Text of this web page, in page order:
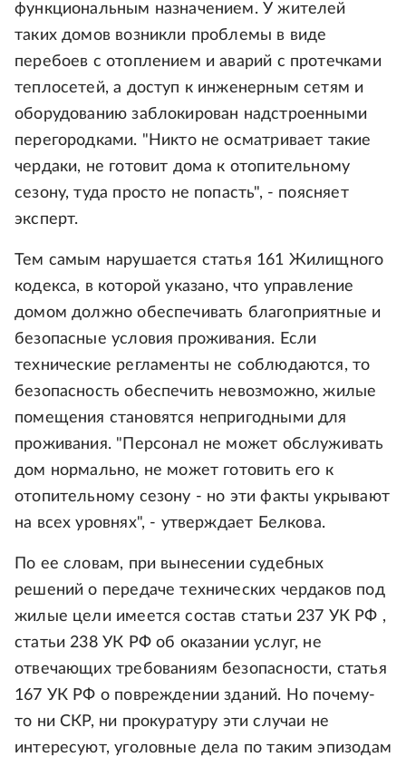
функциональным назначением. У жителей
таких домов возникли проблемы в виде
перебоев с отоплением и аварий с протечками
теплосетей, а доступ к инженерным сетям и
оборудованию заблокирован надстроенными
перегородками. "Никто не осматривает такие
чердаки, не готовит дома к отопительному
сезону, туда просто не попасть", - поясняет
эксперт.
Тем самым нарушается статья 161 Жилищного
кодекса, в которой указано, что управление
домом должно обеспечивать благоприятные и
безопасные условия проживания. Если
технические регламенты не соблюдаются, то
безопасность обеспечить невозможно, жилые
помещения становятся непригодными для
проживания. "Персонал не может обслуживать
дом нормально, не может готовить его к
отопительному сезону - но эти факты укрывают
на всех уровнях", - утверждает Белкова.
По ее словам, при вынесении судебных
решений о передаче технических чердаков под
жилые цели имеется состав статьи 237 УК РФ ,
статьи 238 УК РФ об оказании услуг, не
отвечающих требованиям безопасности, статья
167 УК РФ о повреждении зданий. Но почему-
то ни СКР, ни прокуратуру эти случаи не
интересуют, уголовные дела по таким эпизодам